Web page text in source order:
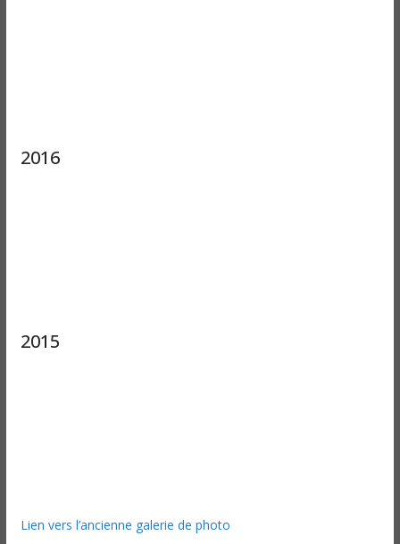
2016
2015
Lien vers l’ancienne galerie de photo